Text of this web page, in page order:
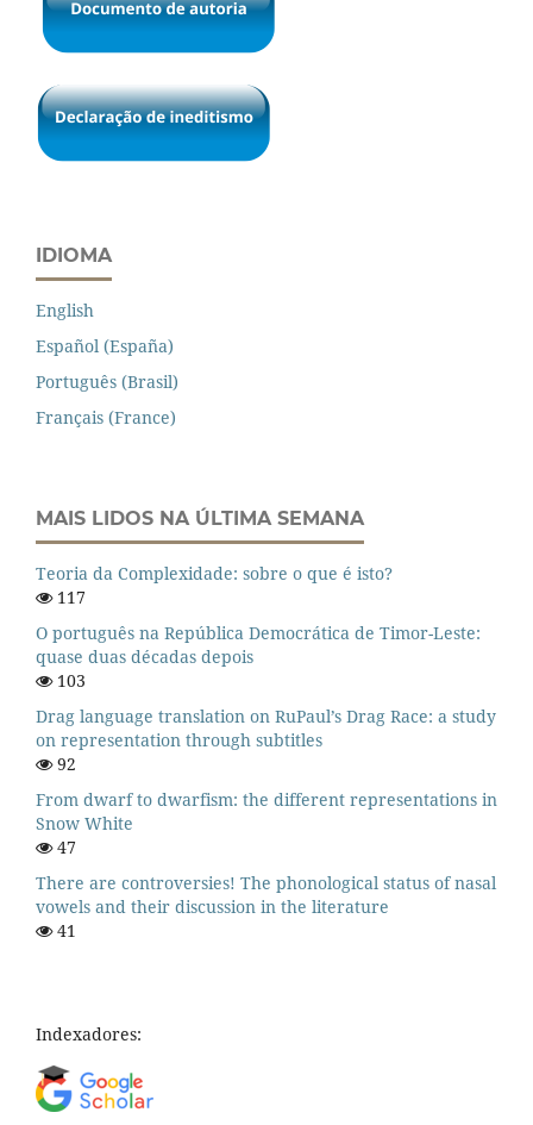
IDIOMA
English
Español (España)
Português (Brasil)
Français (France)
MAIS LIDOS NA ÚLTIMA SEMANA
Teoria da Complexidade: sobre o que é isto?
117
O português na República Democrática de Timor-Leste:
quase duas décadas depois
103
Drag language translation on RuPaul’s Drag Race: a study
on representation through subtitles
92
From dwarf to dwarfism: the different representations in
Snow White
47
There are controversies! The phonological status of nasal
vowels and their discussion in the literature
41
Indexadores: